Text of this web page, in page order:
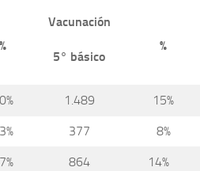
%
Vacunación
5° básico
%
1.489 15%
377 8%
864 14%